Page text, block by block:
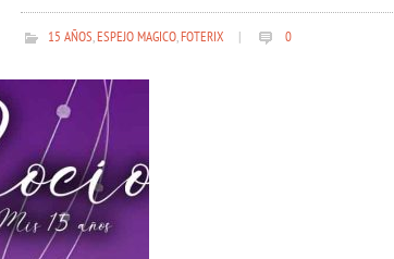
15 AÑOS,ESPEJO MAGICO,FOTERIX 0